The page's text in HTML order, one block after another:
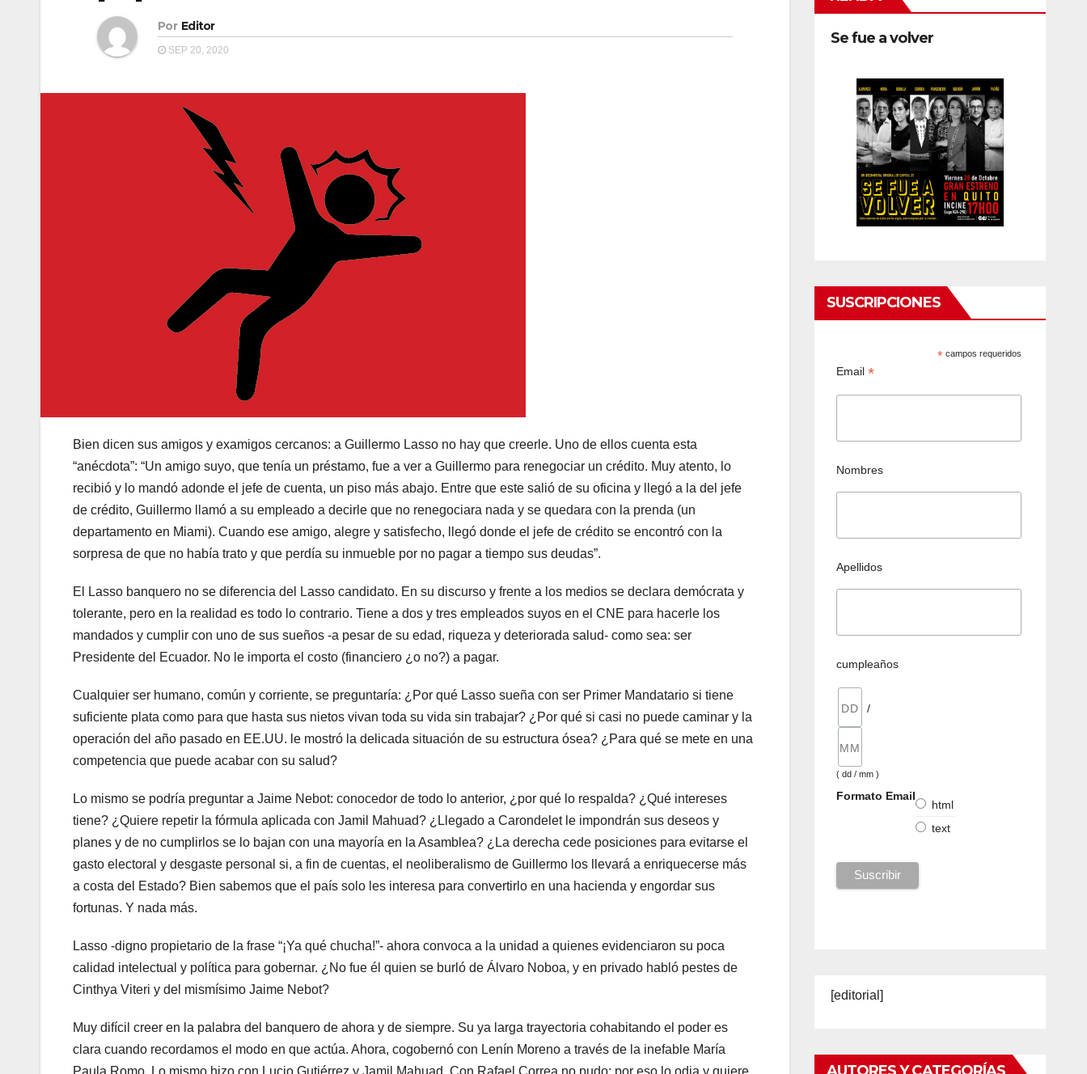
Por Editor
SEP 20, 2020
Bien dicen sus amigos y examigos cercanos: a Guillermo Lasso no hay que creerle. Uno de ellos cuenta esta
“anécdota”: “Un amigo suyo, que tenía un préstamo, fue a ver a Guillermo para renegociar un crédito. Muy atento, lo
recibió y lo mandó adonde el jefe de cuenta, un piso más abajo. Entre que este salió de su oficina y llegó a la del jefe
de crédito, Guillermo llamó a su empleado a decirle que no renegociara nada y se quedara con la prenda (un
departamento en Miami). Cuando ese amigo, alegre y satisfecho, llegó donde el jefe de crédito se encontró con la
sorpresa de que no había trato y que perdía su inmueble por no pagar a tiempo sus deudas”.
El Lasso banquero no se diferencia del Lasso candidato. En su discurso y frente a los medios se declara demócrata y
tolerante, pero en la realidad es todo lo contrario. Tiene a dos y tres empleados suyos en el CNE para hacerle los
mandados y cumplir con uno de sus sueños -a pesar de su edad, riqueza y deteriorada salud- como sea: ser
Presidente del Ecuador. No le importa el costo (financiero ¿o no?) a pagar.
Cualquier ser humano, común y corriente, se preguntaría: ¿Por qué Lasso sueña con ser Primer Mandatario si tiene
suficiente plata como para que hasta sus nietos vivan toda su vida sin trabajar? ¿Por qué si casi no puede caminar y la
operación del año pasado en EE.UU. le mostró la delicada situación de su estructura ósea? ¿Para qué se mete en una
competencia que puede acabar con su salud?
Lo mismo se podría preguntar a Jaime Nebot: conocedor de todo lo anterior, ¿por qué lo respalda? ¿Qué intereses
tiene? ¿Quiere repetir la fórmula aplicada con Jamil Mahuad? ¿Llegado a Carondelet le impondrán sus deseos y
planes y de no cumplirlos se lo bajan con una mayoría en la Asamblea? ¿La derecha cede posiciones para evitarse el
gasto electoral y desgaste personal si, a fin de cuentas, el neoliberalismo de Guillermo los llevará a enriquecerse más
a costa del Estado? Bien sabemos que el país solo les interesa para convertirlo en una hacienda y engordar sus
fortunas. Y nada más.
Lasso -digno propietario de la frase “¡Ya qué chucha!”- ahora convoca a la unidad a quienes evidenciaron su poca
calidad intelectual y política para gobernar. ¿No fue él quien se burló de Álvaro Noboa, y en privado habló pestes de
Cinthya Viteri y del mismísimo Jaime Nebot?
Muy difícil creer en la palabra del banquero de ahora y de siempre. Su ya larga trayectoria cohabitando el poder es
clara cuando recordamos el modo en que actúa. Ahora, cogobernó con Lenín Moreno a través de la inefable María
Paula Romo. Lo mismo hizo con Lucio Gutiérrez y Jamil Mahuad. Con Rafael Correa no pudo: por eso lo odia y quiere
Se fue a volver
SUSCRIPCIONES
* campos requeridos
Email *
Nombres
Apellidos
cumpleaños
/
( dd / mm )
Formato Email
html
text
[editorial]